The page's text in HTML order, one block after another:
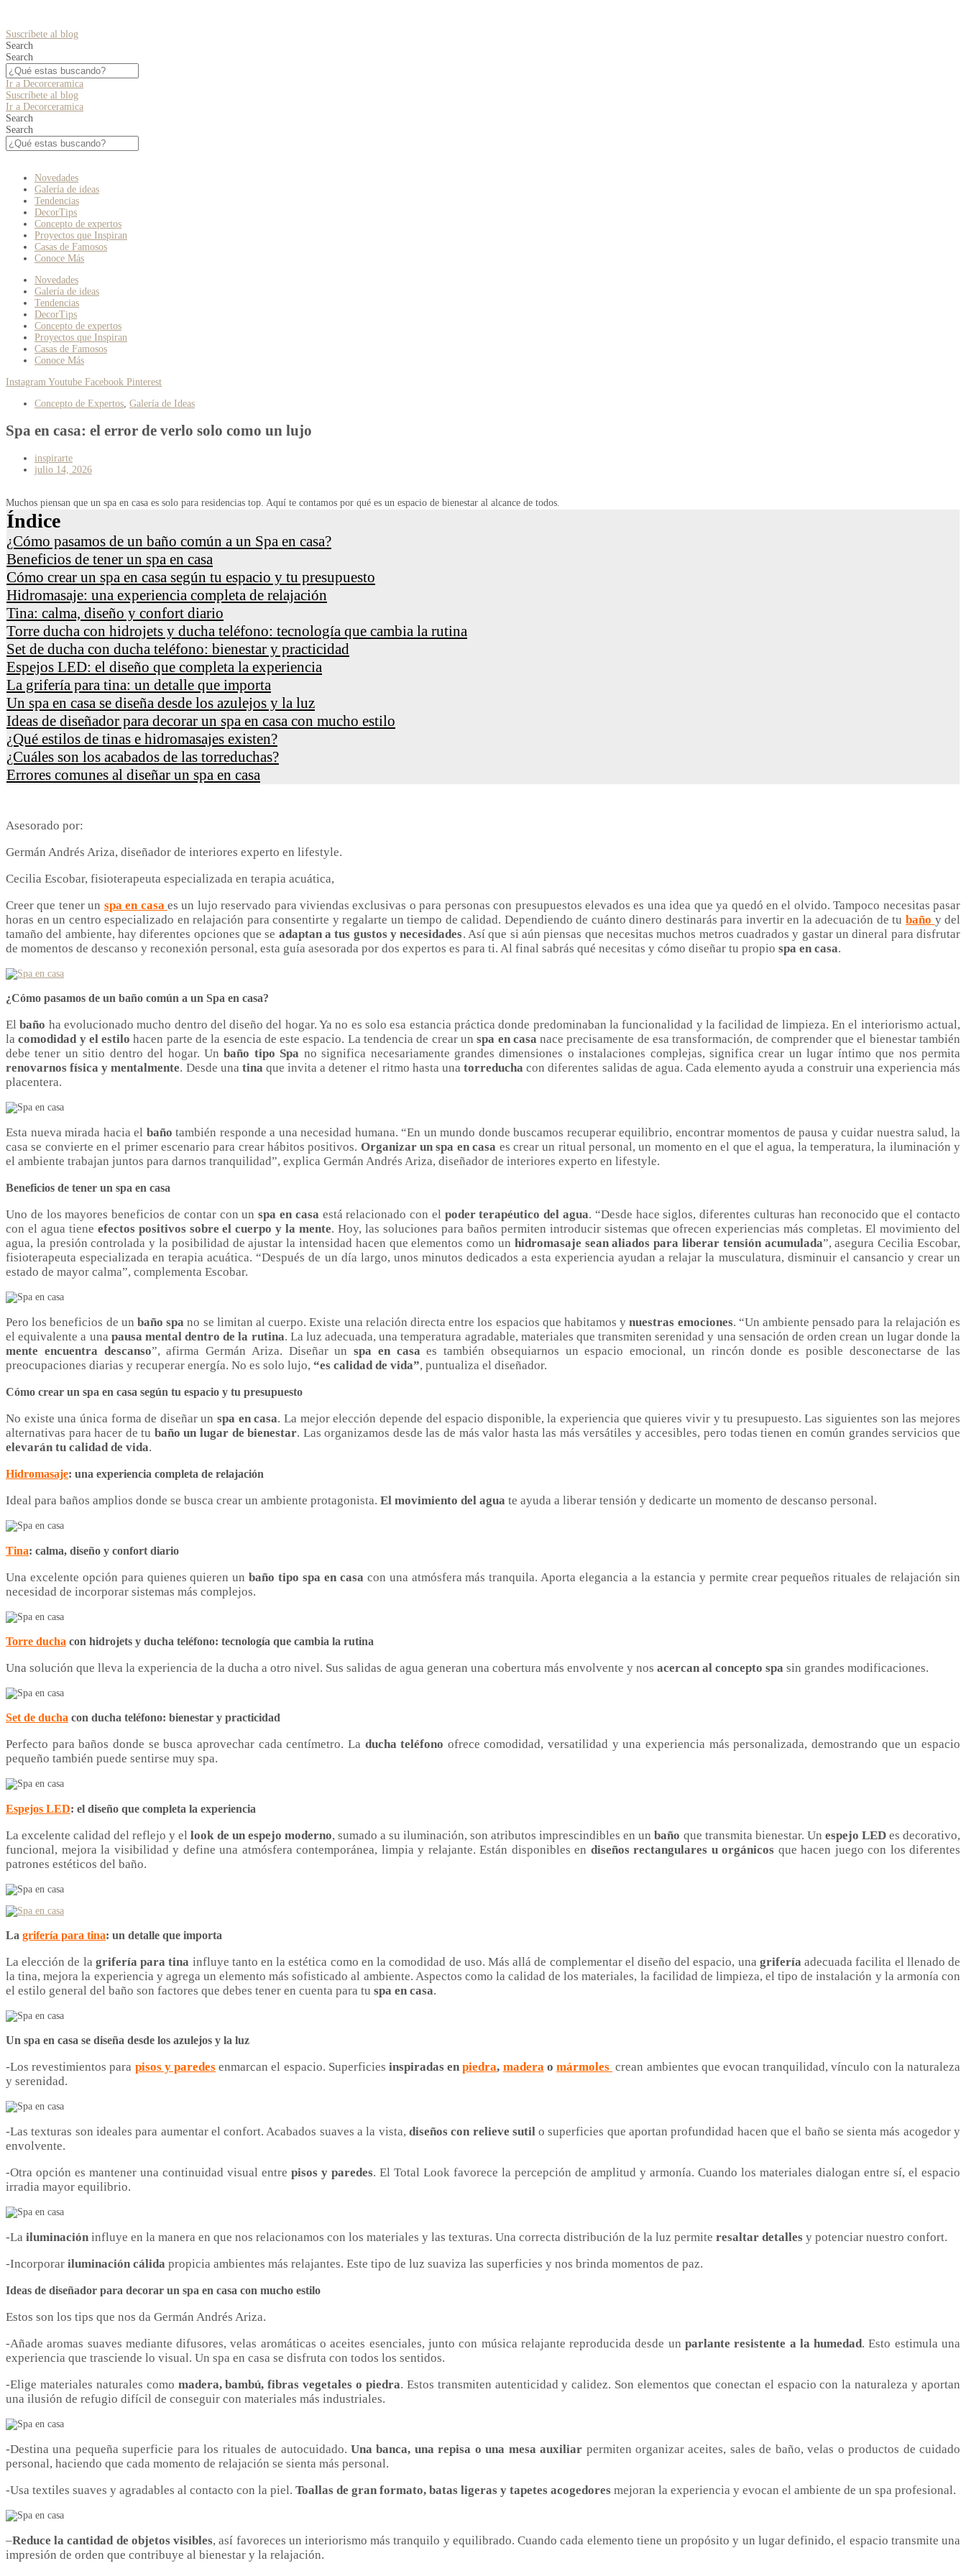
Suscríbete al blog
Search
Search
Ir a Decorceramica
Suscríbete al blog
Ir a Decorceramica
Search
Search
Novedades
Galería de ideas
Tendencias
DecorTips
Concepto de expertos
Proyectos que Inspiran
Casas de Famosos
Conoce Más
Novedades
Galería de ideas
Tendencias
DecorTips
Concepto de expertos
Proyectos que Inspiran
Casas de Famosos
Conoce Más
Instagram Youtube Facebook Pinterest
Concepto de Expertos, Galería de Ideas
Spa en casa: el error de verlo solo como un lujo
inspirarte
julio 14, 2026
Muchos piensan que un spa en casa es solo para residencias top. Aquí te contamos por qué es un espacio de bienestar al alcance de todos.
Índice
¿Cómo pasamos de un baño común a un Spa en casa?
Beneficios de tener un spa en casa
Cómo crear un spa en casa según tu espacio y tu presupuesto
Hidromasaje: una experiencia completa de relajación
Tina: calma, diseño y confort diario
Torre ducha con hidrojets y ducha teléfono: tecnología que cambia la rutina
Set de ducha con ducha teléfono: bienestar y practicidad
Espejos LED: el diseño que completa la experiencia
La grifería para tina: un detalle que importa
Un spa en casa se diseña desde los azulejos y la luz
Ideas de diseñador para decorar un spa en casa con mucho estilo
¿Qué estilos de tinas e hidromasajes existen?
¿Cuáles son los acabados de las torreduchas?
Errores comunes al diseñar un spa en casa
Asesorado por:
Germán Andrés Ariza, diseñador de interiores experto en lifestyle.
Cecilia Escobar, fisioterapeuta especializada en terapia acuática,
Creer que tener un spa en casa es un lujo reservado para viviendas exclusivas o para personas con presupuestos elevados es una idea que ya quedó en el olvido. Tampoco necesitas pasar
horas en un centro especializado en relajación para consentirte y regalarte un tiempo de calidad. Dependiendo de cuánto dinero destinarás para invertir en la adecuación de tu baño y del
tamaño del ambiente, hay diferentes opciones que se adaptan a tus gustos y necesidades. Así que si aún piensas que necesitas muchos metros cuadrados y gastar un dineral para disfrutar
de momentos de descanso y reconexión personal, esta guía asesorada por dos expertos es para ti. Al final sabrás qué necesitas y cómo diseñar tu propio spa en casa.
¿Cómo pasamos de un baño común a un Spa en casa?
Elbaño ha evolucionado mucho dentro del diseño del hogar. Ya no es solo esa estancia práctica donde predominaban la funcionalidad y la facilidad de limpieza. En el interiorismo actual,
lacomodidad y el estilo hacen parte de la esencia de este espacio. La tendencia de crear unspa en casanace precisamente de esa transformación, de comprender que el bienestar también
debe tener un sitio dentro del hogar. Unbaño tipo Spa no significa necesariamente grandes dimensiones o instalaciones complejas, significa crear un lugar íntimo que nos permita
renovarnos física y mentalmente. Desde una tinaque invita a detener el ritmo hasta unatorreducha con diferentes salidas de agua. Cada elemento ayuda a construir una experiencia más
placentera.
Esta nueva mirada hacia el baño también responde a una necesidad humana. “En un mundo donde buscamos recuperar equilibrio, encontrar momentos de pausa y cuidar nuestra salud, la
casa se convierte en el primer escenario para crear hábitos positivos. Organizar un spa en casa es crear un ritual personal, un momento en el que el agua, la temperatura, la iluminación y
el ambiente trabajan juntos para darnos tranquilidad”, explica Germán Andrés Ariza, diseñador de interiores experto en lifestyle.
Beneficios de tener un spa en casa
Uno de los mayores beneficios de contar con unspa en casaestá relacionado con el poder terapéutico del agua. “Desde hace siglos, diferentes culturas han reconocido que el contacto
con el agua tiene efectos positivos sobre el cuerpo y la mente. Hoy, las soluciones para baños permiten introducir sistemas que ofrecen experiencias más completas. El movimiento del
agua, la presión controlada y la posibilidad de ajustar la intensidad hacen que elementos como un hidromasaje sean aliados para liberar tensión acumulada”, asegura Cecilia Escobar,
fisioterapeuta especializada en terapia acuática. “Después de un día largo, unos minutos dedicados a esta experiencia ayudan a relajar la musculatura, disminuir el cansancio y crear un
estado de mayor calma”, complementa Escobar.
Pero los beneficios de un baño spa no se limitan al cuerpo. Existe una relación directa entre los espacios que habitamos ynuestras emociones. “Un ambiente pensado para la relajación es
el equivalente a una pausa mental dentro de la rutina. La luz adecuada, una temperatura agradable, materiales que transmiten serenidad y una sensación de orden crean un lugar donde la
mente encuentra descanso”, afirma Germán Ariza. Diseñar un spa en casaes también obsequiarnos un espacio emocional, un rincón donde es posible desconectarse de las
preocupaciones diarias y recuperar energía. No es solo lujo, “es calidad de vida”, puntualiza el diseñador.
Cómo crear un spa en casa según tu espacio y tu presupuesto
No existe una única forma de diseñar unspa en casa. La mejor elección depende del espacio disponible, la experiencia que quieres vivir y tu presupuesto. Las siguientes son las mejores
alternativas para hacer de tu baño un lugar de bienestar. Las organizamos desde las de más valor hasta las más versátiles y accesibles, pero todas tienen en común grandes servicios que
elevarán tu calidad de vida.
Hidromasaje: una experiencia completa de relajación
Ideal para baños amplios donde se busca crear un ambiente protagonista. El movimiento del agua te ayuda a liberar tensión y dedicarte un momento de descanso personal.
Tina: calma, diseño y confort diario
Una excelente opción para quienes quieren unbaño tipo spa en casa con una atmósfera más tranquila. Aporta elegancia a la estancia y permite crear pequeños rituales de relajación sin
necesidad de incorporar sistemas más complejos.
Torre ducha con hidrojets y ducha teléfono: tecnología que cambia la rutina
Una solución que lleva la experiencia de la ducha a otro nivel. Sus salidas de agua generan una cobertura más envolvente y nos acercan al concepto spa sin grandes modificaciones.
Set de ducha con ducha teléfono: bienestar y practicidad
Perfecto para baños donde se busca aprovechar cada centímetro. La ducha teléfono ofrece comodidad, versatilidad y una experiencia más personalizada, demostrando que un espacio
pequeño también puede sentirse muy spa.
Espejos LED: el diseño que completa la experiencia
La excelente calidad del reflejo y ellook de un espejo moderno, sumado a su iluminación, son atributos imprescindibles en unbaño que transmita bienestar. Un espejo LEDes decorativo,
funcional, mejora la visibilidad y define una atmósfera contemporánea, limpia y relajante. Están disponibles en diseños rectangulares u orgánicos que hacen juego con los diferentes
patrones estéticos del baño.
La grifería para tina: un detalle que importa
La elección de la grifería para tina influye tanto en la estética como en la comodidad de uso. Más allá de complementar el diseño del espacio, una griferíaadecuada facilita el llenado de
la tina, mejora la experiencia y agrega un elemento más sofisticado al ambiente. Aspectos como la calidad de los materiales, la facilidad de limpieza, el tipo de instalación y la armonía con
el estilo general del baño son factores que debes tener en cuenta para tu spa en casa.
Un spa en casa se diseña desde los azulejos y la luz
-Los revestimientos para pisos y paredes enmarcan el espacio. Superficiesinspiradas enpiedra, madera omármoles crean ambientes que evocan tranquilidad, vínculo con la naturaleza
y serenidad.
-Las texturas son ideales para aumentar el confort. Acabados suaves a la vista, diseños con relieve sutilo superficies que aportan profundidad hacen que el baño se sienta más acogedor y
envolvente.
-Otra opción es mantener una continuidad visual entre pisos y paredes. El Total Look favorece la percepción de amplitud y armonía. Cuando los materiales dialogan entre sí, el espacio
irradia mayor equilibrio.
-La iluminación influye en la manera en que nos relacionamos con los materiales y las texturas. Una correcta distribución de la luz permite resaltar detalles y potenciar nuestro confort.
-Incorporar iluminación cálida propicia ambientes más relajantes. Este tipo de luz suaviza las superficies y nos brinda momentos de paz.
Ideas de diseñador para decorar un spa en casa con mucho estilo
Estos son los tips que nos da Germán Andrés Ariza.
-Añade aromas suaves mediante difusores, velas aromáticas o aceites esenciales, junto con música relajante reproducida desde un parlante resistente a la humedad. Esto estimula una
experiencia que trasciende lo visual. Un spa en casa se disfruta con todos los sentidos.
-Elige materiales naturales como madera, bambú, fibras vegetales o piedra. Estos transmiten autenticidad y calidez. Son elementos que conectan el espacio con la naturaleza y aportan
una ilusión de refugio difícil de conseguir con materiales más industriales.
-Destina una pequeña superficie para los rituales de autocuidado. Una banca, una repisa o una mesa auxiliar permiten organizar aceites, sales de baño, velas o productos de cuidado
personal, haciendo que cada momento de relajación se sienta más personal.
-Usa textiles suaves y agradables al contacto con la piel. Toallas de gran formato, batas ligeras y tapetes acogedores mejoran la experiencia y evocan el ambiente de un spa profesional.
–Reduce la cantidad de objetos visibles, así favoreces un interiorismo más tranquilo y equilibrado. Cuando cada elemento tiene un propósito y un lugar definido, el espacio transmite una
impresión de orden que contribuye al bienestar y la relajación.